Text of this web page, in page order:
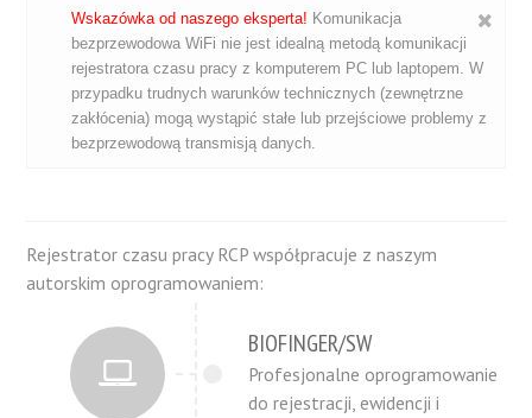
Wskazówka od naszego eksperta! Komunikacja
bezprzewodowa WiFi nie jest idealną metodą komunikacji
rejestratora czasu pracy z komputerem PC lub laptopem. W
przypadku trudnych warunków technicznych (zewnętrzne
zakłócenia) mogą wystąpić stałe lub przejściowe problemy z
bezprzewodową transmisją danych.
Rejestrator czasu pracy RCP współpracuje z naszym
autorskim oprogramowaniem:
BIOFINGER/SW
Profesjonalne oprogramowanie
do rejestracji, ewidencji i